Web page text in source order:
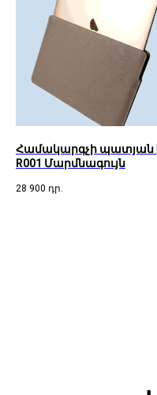
Համակարգչի պատյան |
R001 Մարմնագույն
28 900 դր.